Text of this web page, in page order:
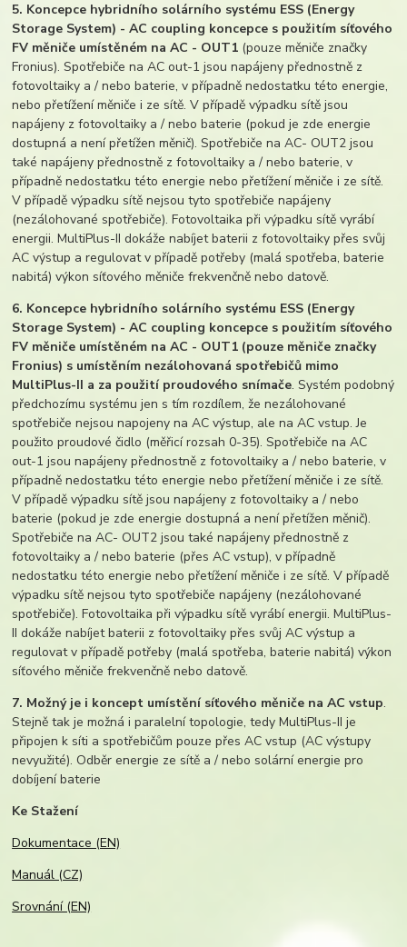
5. Koncepce hybridního solárního systému ESS (Energy
Storage System) - AC coupling koncepce s použitím síťového
FV měniče umístěném na AC - OUT1 (pouze měniče značky
Fronius). Spotřebiče na AC out-1 jsou napájeny přednostně z
fotovoltaiky a / nebo baterie, v případně nedostatku této energie,
nebo přetížení měniče i ze sítě. V případě výpadku sítě jsou
napájeny z fotovoltaiky a / nebo baterie (pokud je zde energie
dostupná a není přetížen měnič). Spotřebiče na AC- OUT2 jsou
také napájeny přednostně z fotovoltaiky a / nebo baterie, v
případně nedostatku této energie nebo přetížení měniče i ze sítě.
V případě výpadku sítě nejsou tyto spotřebiče napájeny
(nezálohované spotřebiče). Fotovoltaika při výpadku sítě vyrábí
energii. MultiPlus-II dokáže nabíjet baterii z fotovoltaiky přes svůj
AC výstup a regulovat v případě potřeby (malá spotřeba, baterie
nabitá) výkon síťového měniče frekvenčně nebo datově.
6. Koncepce hybridního solárního systému ESS (Energy
Storage System) - AC coupling koncepce s použitím síťového
FV měniče umístěném na AC - OUT1 (pouze měniče značky
Fronius) s umístěním nezálohovaná spotřebičů mimo
MultiPlus-II a za použití proudového snímače. Systém podobný
předchozímu systému jen s tím rozdílem, že nezálohované
spotřebiče nejsou napojeny na AC výstup, ale na AC vstup. Je
použito proudové čidlo (měřicí rozsah 0-35). Spotřebiče na AC
out-1 jsou napájeny přednostně z fotovoltaiky a / nebo baterie, v
případně nedostatku této energie nebo přetížení měniče i ze sítě.
V případě výpadku sítě jsou napájeny z fotovoltaiky a / nebo
baterie (pokud je zde energie dostupná a není přetížen měnič).
Spotřebiče na AC- OUT2 jsou také napájeny přednostně z
fotovoltaiky a / nebo baterie (přes AC vstup), v případně
nedostatku této energie nebo přetížení měniče i ze sítě. V případě
výpadku sítě nejsou tyto spotřebiče napájeny (nezálohované
spotřebiče). Fotovoltaika při výpadku sítě vyrábí energii. MultiPlus-
II dokáže nabíjet baterii z fotovoltaiky přes svůj AC výstup a
regulovat v případě potřeby (malá spotřeba, baterie nabitá) výkon
síťového měniče frekvenčně nebo datově.
7. Možný je i koncept umístění síťového měniče na AC vstup.
Stejně tak je možná i paralelní topologie, tedy MultiPlus-II je
připojen k síti a spotřebičům pouze přes AC vstup (AC výstupy
nevyužité). Odběr energie ze sítě a / nebo solární energie pro
dobíjení baterie
Ke Stažení
Dokumentace (EN)
Manuál (CZ)
Srovnání (EN)